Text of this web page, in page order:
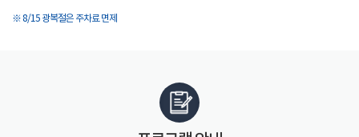
※ 8/15 광복절은 주차료 면제